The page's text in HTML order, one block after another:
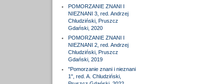
POMORZANIE ZNANI I
NIEZNANI 3, red. Andrzej
Chludziński, Pruszcz
Gdański, 2020
POMORZANIE ZNANI I
NIEZNANI 2, red. Andrzej
Chludziński, Pruszcz
Gdański, 2019
"Pomorzanie znani i nieznani
1", red. A. Chludziński,